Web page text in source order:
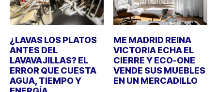
¿LAVAS LOS PLATOS
ANTES DEL
LAVAVAJILLAS? EL
ERROR QUE CUESTA
AGUA, TIEMPO Y
ME MADRID REINA
VICTORIA ECHA EL
CIERRE Y ECO-ONE
VENDE SUS MUEBLES
EN UN MERCADILLO